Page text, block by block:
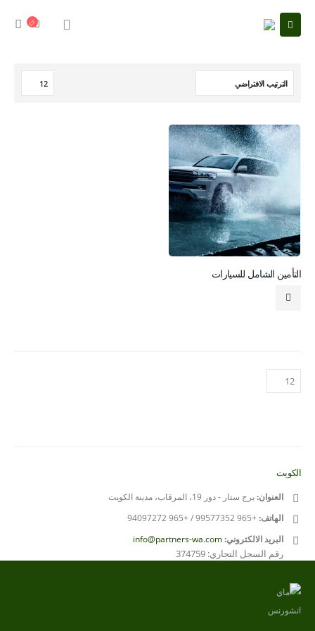
التأمين الشامل للسيارات
الكويت
العنوان: برج ستار - دور 19، المرقاب، مدينة الكويت
الهاتف: +965 99577352 / +965 94097272
البريد الالكتروني: info@partners-wa.com
رقم السجل التجاري: 374759